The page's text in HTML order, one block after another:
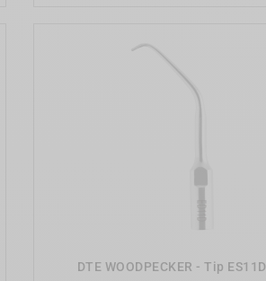
DTE WOODPECKER - Tip ES11D